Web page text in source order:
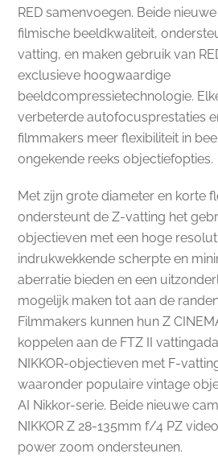
RED samenvoegen. Beide
filmische beeldkwaliteit,
vatting, en maken gebruik van
exclusieve hoogwaardige
beeldcompressietechnologie.
verbeterde autofocusprestaties
filmmakers meer flexibiliteit in
ongekende reeks objectiefopties.
Met zijn grote diameter en korte
ondersteunt de Z-vatting het
objectieven met een hoge
indrukwekkende scherpte en
aberratie bieden en een
mogelijk maken tot aan de
Filmmakers kunnen hun Z
koppelen aan de FTZ II
NIKKOR-objectieven met F-
waaronder populaire vintage
AI Nikkor-serie. Beide nieuwe
NIKKOR Z 28-135mm f/4 PZ
power zoom ondersteunen.